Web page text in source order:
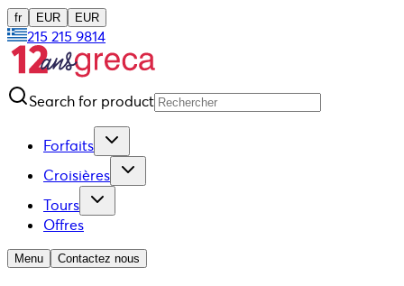
fr EUR EUR
215 215 9814
Search for product
Forfaits
Croisières
Tours
Offres
Menu Contactez nous